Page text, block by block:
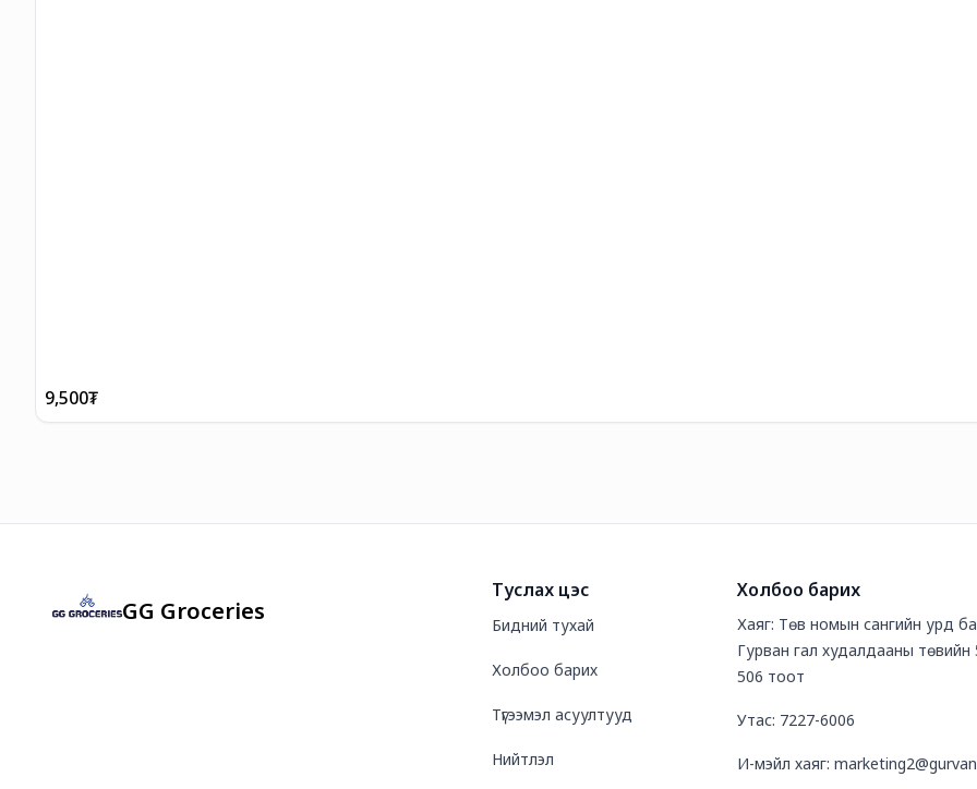
9,500₮
GG Groceries
Туслах цэс
Бидний тухай
Холбоо барих
Түгээмэл асуултууд
Нийтлэл
Холбоо барих
Хаяг: Төв номын сангийн урд
Гурван гал худалдааны төвийн
506 тоот
Утас: 7227-6006
И-мэйл хаяг: